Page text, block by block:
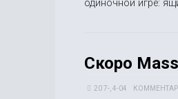
одиночной игре:
Скоро
20 7-, 4-04